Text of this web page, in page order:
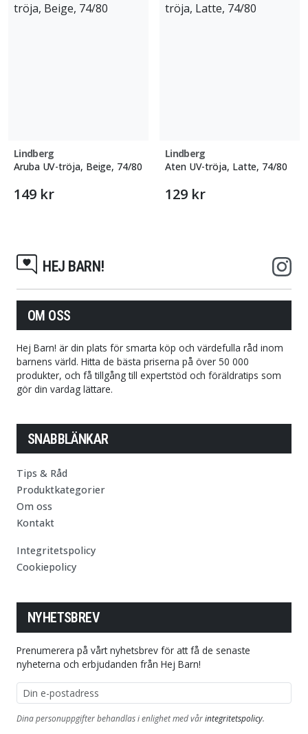
Lindberg
Aruba UV-tröja, Beige, 74/80
149 kr
Lindberg
Aten UV-tröja, Latte, 74/80
129 kr
HEJ BARN!
OM OSS
Hej Barn! är din plats för smarta köp och värdefulla råd inom
barnens värld. Hitta de bästa priserna på över 50 000
produkter, och få tillgång till expertstöd och föräldratips som
gör din vardag lättare.
SNABBLÄNKAR
Tips & Råd
Produktkategorier
Om oss
Kontakt
Integritetspolicy
Cookiepolicy
NYHETSBREV
Prenumerera på vårt nyhetsbrev för att få de senaste
nyheterna och erbjudanden från Hej Barn!
E-postadress
Dina personuppgifter behandlas i enlighet med vårintegritetspolicy.